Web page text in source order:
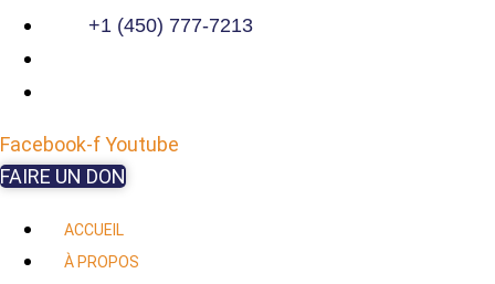
+1 (450) 777-7213
Facebook-fYoutube
FAIRE UN DON
ACCUEIL
À PROPOS